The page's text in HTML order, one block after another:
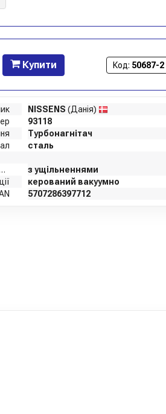
Купити Код: 50687-2
NISSENS (Данія)
93118
Турбонагнітач
сталь
Додатковий артикул / Додаткова інформація
з ущільненнями
керований вакуумно
5707286397712